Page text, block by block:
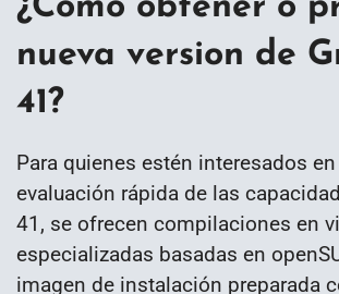
¿Como obtener o
nueva version de
41?
Para quienes estén interesados
evaluación rápida de las
41, se ofrecen compilaciones en
especializadas basadas en
imagen de instalación preparada